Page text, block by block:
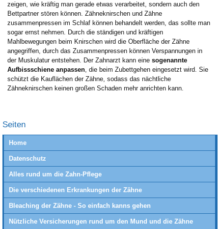
zeigen, wie kräftig man gerade etwas verarbeitet, sondern auch den
Bettpartner stören können. Zähneknirschen und Zähne
zusammenpressen im Schlaf können behandelt werden, das sollte man
sogar ernst nehmen. Durch die ständigen und kräftigen
Mahlbewegungen beim Knirschen wird die Oberfläche der Zähne
angegriffen, durch das Zusammenpressen können Verspannungen in
der Muskulatur entstehen. Der Zahnarzt kann eine sogenannte
Aufbissschiene anpassen, die beim Zubettgehen eingesetzt wird. Sie
schützt die Kauflächen der Zähne, sodass das nächtliche
Zähneknirschen keinen großen Schaden mehr anrichten kann.
Seiten
Home
Datenschutz
Alles rund um die Zahn-Pflege
Die verschiedenen Erkrankungen der Zähne
Bleaching der Zähne - So einfach kanns gehen
Nützliche Versicherungen rund um den Mund und die Zähne